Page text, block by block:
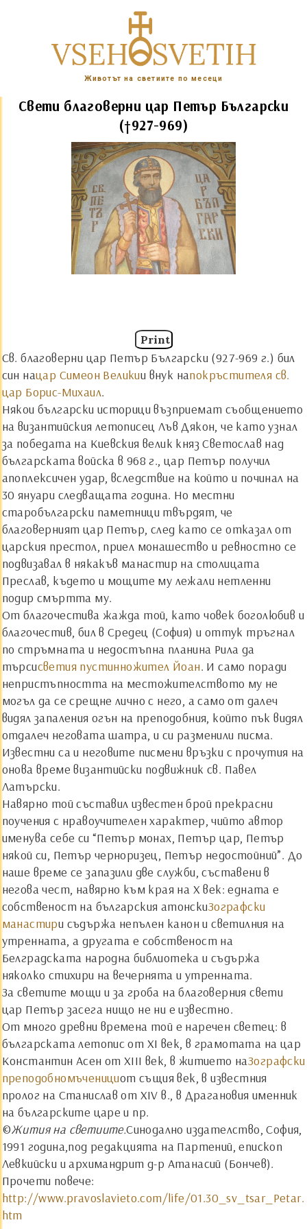
Животът на светиите по месеци
Свети благоверни цар Петър Български
(†927-969)
Print
Св. благоверни цар Петър Български (927-969 г.) бил
син нацар Симеон Великии внук напокръстителя св.
цар Борис-Михаил.
Някои български историци възприемат съобщението
на византийския летописец Лъв Дякон, че като узнал
за победата на Киевския велик княз Светослав над
българската войска в 968 г., цар Петър получил
апоплексичен удар, вследствие на който и починал на
30 януари следващата година. Но местни
старобългарски паметници твърдят, че
благоверният цар Петър, след като се отказал от
царския престол, приел монашество и ревностно се
подвизавал в някакъв манастир на столицата
Преслав, където и мощите му лежали нетленни
подир смъртта му.
От благочестива жажда той, като човек боголюбив и
благочестив, бил в Средец (София) и оттук тръгнал
по стръмната и недостъпна планина Рила да
търсисветия пустинножител Йоан. И само поради
непристъпността на местожителството му не
могъл да се срещне лично с него, а само от далеч
видял запаления огън на преподобния, който пък видял
отдалеч неговата шатра, и си разменили писма.
Известни са и неговите писмени връзки с прочутия на
онова време византийски подвижник св. Павел
Латърски.
Навярно той съставил известен брой прекрасни
поучения с нравоучителен характер, чийто автор
именува себе си “Петър монах, Петър цар, Петър
някой си, Петър черноризец, Петър недостойний”. До
наше време се запазили две служби, съставени в
негова чест, навярно към края на Х век: едната е
собственост на българския атонскиЗографски
манастири съдържа непълен канон и светилния на
утренната, а другата е собственост на
Белградската народна библиотека и съдържа
няколко стихири на вечернята и утренната.
За светите мощи и за гроба на благоверния свети
цар Петър засега нищо не ни е известно.
От много древни времена той е наречен светец: в
българската летопис от ХI век, в грамотата на цар
Константин Асен от XIII век, в житието наЗографски
преподобномъченициот същия век, в известния
пролог на Станислав от XIV в., в Драгановия именник
на българските царе и пр.
©Жития на светиите.Синодално издателство, София,
1991 година,под редакцията на Партений, епископ
Левкийски и архимандрит д-р Атанасий (Бончев).
Прочети повече:
http://www.pravoslavieto.com/life/01.30_sv_tsar_Petar.
htm